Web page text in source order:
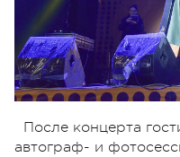
После концерта
автограф- и